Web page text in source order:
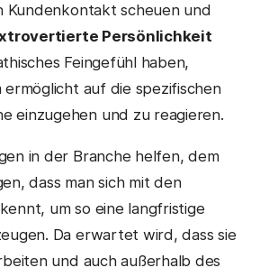
Kundenkontakt scheuen und
Persönlichkeit
Feingefühl haben,
ermöglicht auf die spezifischen
einzugehen und zu reagieren.
in der Branche helfen, dem
dass man sich mit den
um so eine langfristige
Da erwartet wird, dass sie
und auch außerhalb des